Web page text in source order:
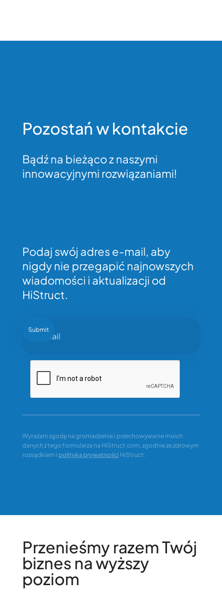
Pozostań w kontakcie
Bądź na bieżąco z naszymi
innowacyjnymi rozwiązaniami!
Podaj swój adres e-mail, aby
nigdy nie przegapić najnowszych
wiadomości i aktualizacji od
HiStruct.
Wyrażam zgodę na gromadzenie i przechowywanie moich
danych z tego formularza na HiStruct.com, zgodnie ze zdrowym
rozsądkiem i polityką prywatności HiStruct.
Przenieśmy razem Twój
biznes na wyższy
poziom